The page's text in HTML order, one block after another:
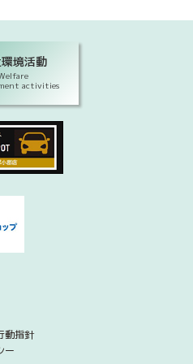
境活動
activities
動指針
ー